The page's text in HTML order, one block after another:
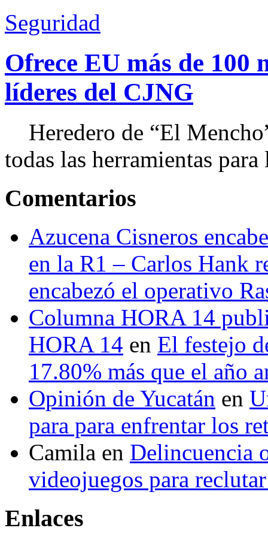
Seguridad
Ofrece EU más de 100
líderes del CJNG
Heredero de “El
todas las herramientas
Comentarios
Azucena Cisneros
en la R1 – Carlos Hank
encabezó el operativo
Columna HORA 14
HORA 14 en El festejo
17.80% más que el año
Opinión de Yucatán en
para para enfrentar los
Camila en Delincuencia
videojuegos para
Enlaces